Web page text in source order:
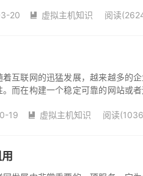
响一个虚拟主机的价格。
20  虚拟主机知识 阅读
互联网的迅猛发展，越来越多的
而在构建一个稳定可靠的网站或
19  虚拟主机知识 阅读